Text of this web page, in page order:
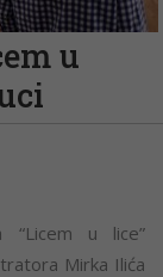
u
“Licem u lice”
Mirka Ilića